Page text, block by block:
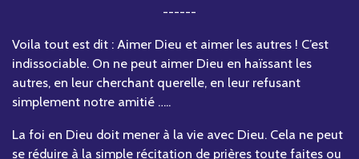
------
Voila tout est dit : Aimer Dieu et aimer les autres ! C’est
indissociable. On ne peut aimer Dieu en haïssant les
autres, en leur cherchant querelle, en leur refusant
simplement notre amitié …..
La foi en Dieu doit mener à la vie avec Dieu. Cela ne peut
se réduire à la simple récitation de prières toute faites ou